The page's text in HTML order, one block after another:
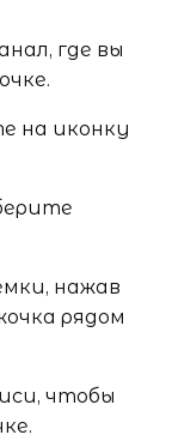
где вы
на иконку
нажав
рядом
чтобы